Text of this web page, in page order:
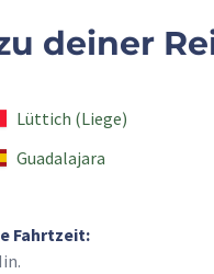
deiner
Lüttich (Liege)
Guadalajara
Fahrtzeit: